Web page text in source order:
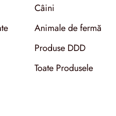
Câini
Animale de fermă
Produse DDD
Toate Produsele